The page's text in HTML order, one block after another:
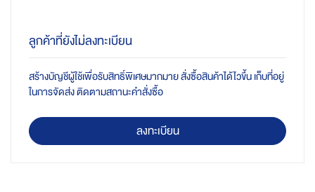
ลูกค้าที่ยังไม่ลงทะเบียน
สร้างบัญชีผู้ใช้เพื่อรับสิทธิ์พิเศษมากมาย สั่งซื้อสินค้าได้ไวขึ้น เก็บที่อยู่
ในการจัดส่ง ติดตามสถานะคำสั่งซื้อ
ลงทะเบียน